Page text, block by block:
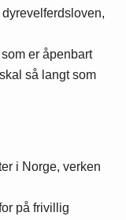
er åpenbart
så langt som
i Norge, verken
på frivillig